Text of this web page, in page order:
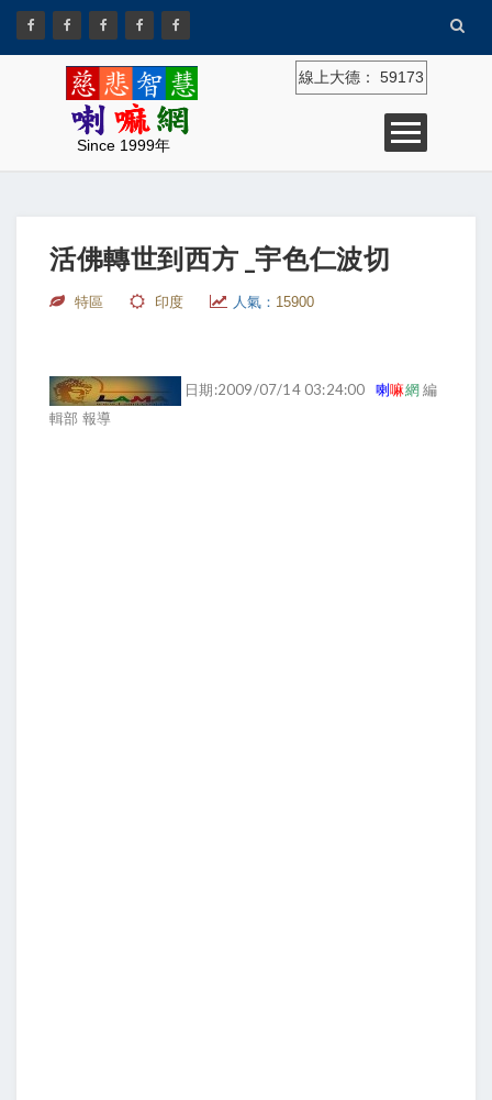
Since 1999年
線上大德： 59173
活佛轉世到西方 _宇色仁波切
特區 印度 人氣： 15900
日期:2009/07/14 03:24:00喇嘛網編
輯部 報導